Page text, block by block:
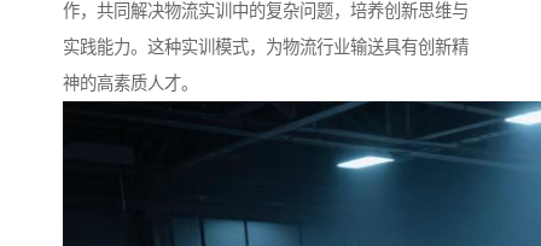
作，共同解决物流实训中的复杂问题，培养创新思维与
实践能力。这种实训模式，为物流行业输送具有创新精
神的高素质人才。